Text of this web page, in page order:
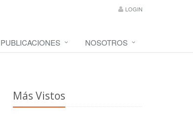
LOGIN
PUBLICACIONES NOSOTROS
Más Vistos